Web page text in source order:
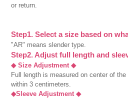
or return.
Step1. Select a size based on
"AR" means slender type.
Step2. Adjust full length and
◆ Size Adjustment ◆
Full length is measured on center of
within 3 centimeters.
◆Sleeve Adjustment ◆